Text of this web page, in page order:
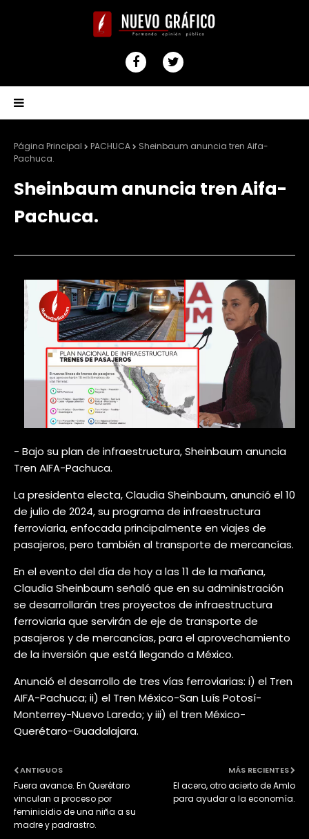
Página Principal PACHUCA
Sheinbaum anuncia tren Aifa-
Pachuca.
Sheinbaum anuncia tren Aifa-
Pachuca.
- Bajo su plan de infraestructura, Sheinbaum anuncia
Tren AIFA-Pachuca.
La presidenta electa, Claudia Sheinbaum, anunció el 10
de julio de 2024, su programa de infraestructura
ferroviaria, enfocada principalmente en viajes de
pasajeros, pero también al transporte de mercancías.
En el evento del día de hoy a las 11 de la mañana,
Claudia Sheinbaum señaló que en su administración
se desarrollarán tres proyectos de infraestructura
ferroviaria que servirán de eje de transporte de
pasajeros y de mercancías, para el aprovechamiento
de la inversión que está llegando a México.
Anunció el desarrollo de tres vías ferroviarias: i) el Tren
AIFA-Pachuca; ii) el Tren México-San Luís Potosí-
Monterrey-Nuevo Laredo; y iii) el tren México-
Querétaro-Guadalajara.
MÁS RECIENTES
El acero, otro acierto de Amlo
para ayudar a la economía.
ANTIGUOS
Fuera avance. En Querétaro
vinculan a proceso por
feminicidio de una niña a su
madre y padrastro.